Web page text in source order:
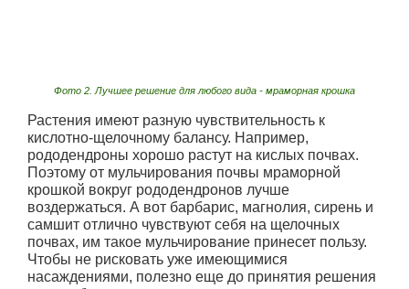
Фото 2. Лучшее решение для любого вида - мраморная крошка
Растения имеют разную чувствительность к
кислотно-щелочному балансу. Например,
рододендроны хорошо растут на кислых почвах.
Поэтому от мульчирования почвы мраморной
крошкой вокруг рододендронов лучше
воздержаться. А вот барбарис, магнолия, сирень и
самшит отлично чувствуют себя на щелочных
почвах, им такое мульчирование принесет пользу.
Чтобы не рисковать уже имеющимися
насаждениями, полезно еще до принятия решения